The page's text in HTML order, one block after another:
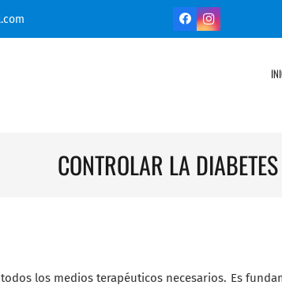
CONTROLAR LA DIABETES
los medios terapéuticos necesarios. Es